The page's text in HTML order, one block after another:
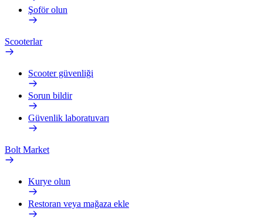
Şoför olun
Scooterlar
Scooter güvenliği
Sorun bildir
Güvenlik laboratuvarı
Bolt Market
Kurye olun
Restoran veya mağaza ekle